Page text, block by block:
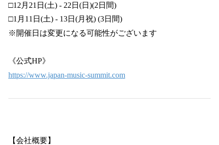
□12月21日(土) - 22日(日)(2日間)
□1月11日(土) - 13日(月祝) (3日間)
※開催日は変更になる可能性がございます
《公式HP》
https://www.japan-music-summit.com
【会社概要】